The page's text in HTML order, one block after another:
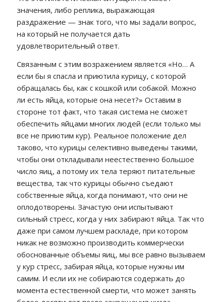
значения, либо реплика, выражающая
раздражение — знак того, что мы задали вопрос,
на который не получается дать
удовлетворительный ответ.
Связанным с этим возражением является «Но… А
если бы я спасла и приютила курицу, с которой
обращалась бы, как с кошкой или собакой. Можно
ли есть яйца, которые она несет?» Оставим в
стороне тот факт, что такая система не сможет
обеспечить яйцами многих людей (если только мы
все не приютим кур). Реальное положение дел
таково, что курицы селективно выведены такими,
чтобы они откладывали неестественно большое
число яиц, а потому их тела теряют питательные
вещества, так что курицы обычно съедают
собственные яйца, когда понимают, что они не
оплодотворены. Зачастую они испытывают
сильный стресс, когда у них забирают яйца. Так что
даже при самом лучшем раскладе, при котором
никак не возможно производить коммерчески
обоснованные объемы яиц, мы все равно вызываем
у кур стресс, забирая яйца, которые нужны им
самим. И если их не собираются содержать до
момента естественной смерти, что может занять